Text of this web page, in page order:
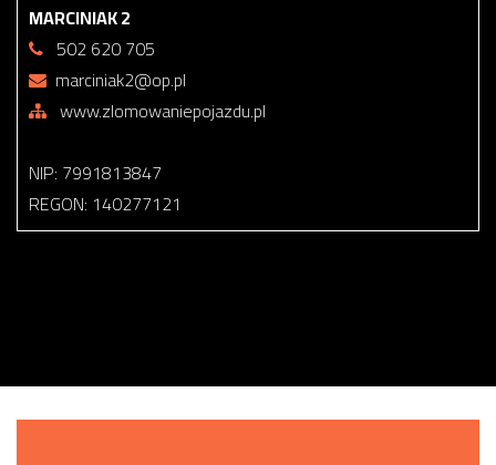
MARCINIAK 2
502 620 705
marciniak2@op.pl
www.zlomowaniepojazdu.pl
NIP: 7991813847
REGON: 140277121